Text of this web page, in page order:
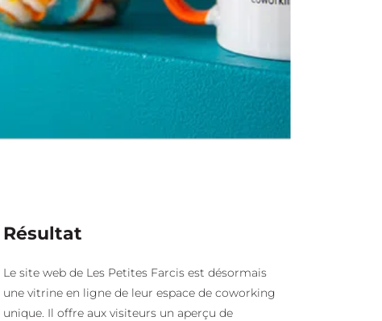
Résultat
Le site web de Les Petites Farcis est désormais
une vitrine en ligne de leur espace de coworking
unique. Il offre aux visiteurs un aperçu de